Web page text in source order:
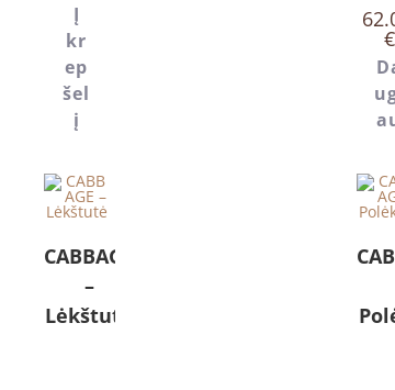
Į
kr
ep
šel
į
€
CABBAGE
–
Lėkštutė